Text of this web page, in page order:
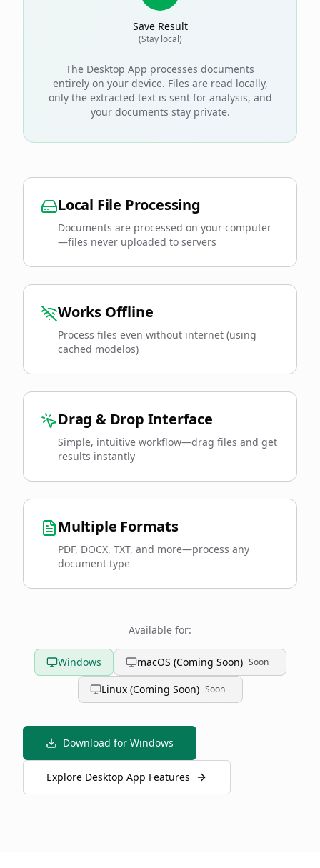
Save Result
(Stay local)
The Desktop App processes documents
entirely on your device. Files are read locally,
only the extracted text is sent for analysis, and
your documents stay private.
Local File Processing
Documents are processed on your computer
—files never uploaded to servers
Works Offline
Process files even without internet (using
cached modelos)
Drag & Drop Interface
Simple, intuitive workflow—drag files and get
results instantly
Multiple Formats
PDF, DOCX, TXT, and more—process any
document type
Available for:
Windows macOS (Coming Soon) Soon
Linux (Coming Soon) Soon
Download for Windows
Explore Desktop App Features